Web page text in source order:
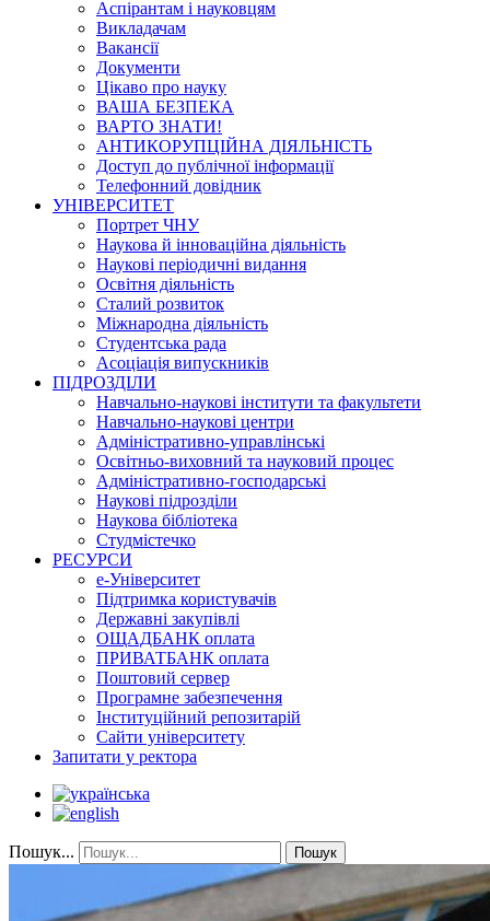
Аспірантам і науковцям
Викладачам
Вакансії
Документи
Цікаво про науку
ВАША БЕЗПЕКА
ВАРТО ЗНАТИ!
АНТИКОРУПЦІЙНА ДІЯЛЬНІСТЬ
Доступ до публічної інформації
Телефонний довідник
УНІВЕРСИТЕТ
Портрет ЧНУ
Наукова й інноваційна діяльність
Наукові періодичні видання
Освітня діяльність
Сталий розвиток
Міжнародна діяльність
Студентська рада
Асоціація випускників
ПІДРОЗДІЛИ
Навчально-наукові інститути та факультети
Навчально-наукові центри
Адміністративно-управлінські
Освітньо-виховний та науковий процес
Адміністративно-господарські
Наукові підрозділи
Наукова бібліотека
Студмістечко
РЕСУРСИ
е-Університет
Підтримка користувачів
Державні закупівлі
ОЩАДБАНК оплата
ПРИВАТБАНК оплата
Поштовий сервер
Програмне забезпечення
Інституційний репозитарій
Сайти університету
Запитати у ректора
Пошук... Пошук